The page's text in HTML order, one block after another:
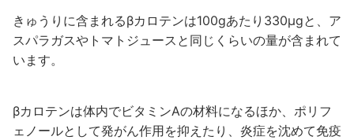
きゅうりに含まれるβカロテンは100gあたり330μgと、ア
スパラガスやトマトジュースと同じくらいの量が含まれて
います。
βカロテンは体内でビタミンAの材料になるほか、ポリフ
ェノールとして発がん作用を抑えたり、炎症を沈めて免疫